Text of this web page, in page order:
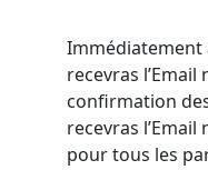
Immédiatement
recevras l’Email
confirmation
recevras l’Email
pour tous les